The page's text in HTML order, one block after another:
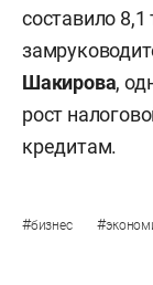
составило
Шакирова,
рост
кредитам.
#бизнес #